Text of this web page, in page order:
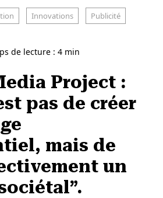
Innovations Publicité
de lecture : 4 min
Project :
pas de créer
mais de
un